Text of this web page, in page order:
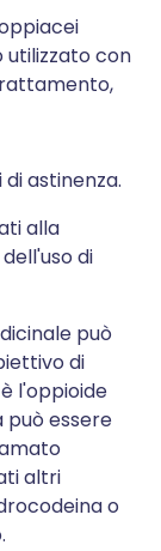
utilizzato con
astinenza.
alla
di
può
di
l'oppioide
essere
altri
o